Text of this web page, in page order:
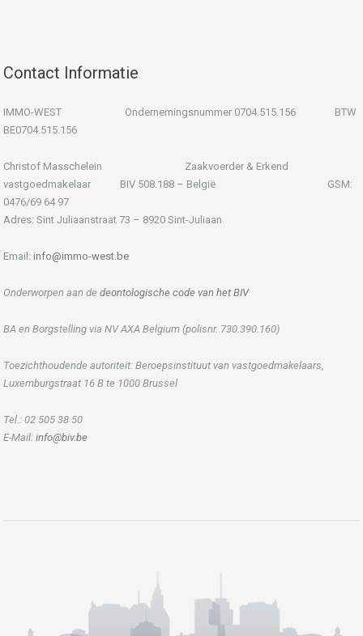
Contact Informatie
IMMO-WEST Ondernemingsnummer 0704.515.156 BTW
BE0704.515.156
Christof Masschelein Zaakvoerder & Erkend
vastgoedmakelaar BIV 508.188 – België GSM:
0476/69 64 97
Adres: Sint Juliaanstraat 73 – 8920 Sint-Juliaan
Email: info@immo-west.be
Onderworpen aan de deontologische code van het BIV
BA en Borgstelling via NV AXA Belgium (polisnr. 730.390.160)
Toezichthoudende autoriteit: Beroepsinstituut van vastgoedmakelaars,
Luxemburgstraat 16 B te 1000 Brussel
Tel.: 02 505 38 50
E-Mail: info@biv.be